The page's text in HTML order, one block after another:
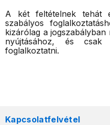
A két feltételnek tehát
szabályos
kizárólag a
nyújtásához, és csak
foglalkoztatni.
Kapcsolatfelvétel